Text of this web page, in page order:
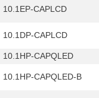
10.1EP-CAPLCD
10.1DP-CAPLCD
10.1HP-CAPQLED
10.1HP-CAPQLED-B